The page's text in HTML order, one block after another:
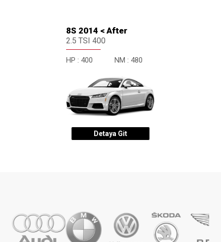
8S 2014 < After
2.5 TSI 400
HP : 400 NM : 480
Detaya Git